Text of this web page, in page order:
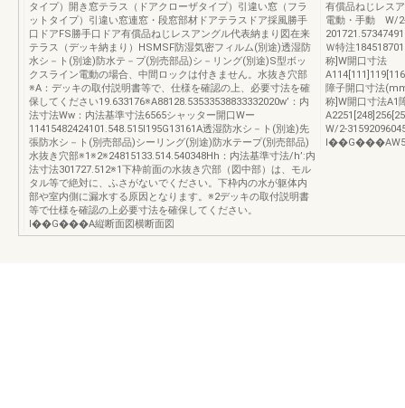
タイプ）開き窓テラス（ドアクローザタイプ）引違い窓（フラ
ットタイプ）引違い窓連窓・段窓部材ドアテラスドア採風勝手
口ドアFS勝手口ドア有償品ねじレスアングル代表納まり図在来
テラス（デッキ納まり）HSMSF防湿気密フィルム(別途)透湿防
水シ－ト(別途)防水テ－プ(別売部品)シ－リング(別途)S型ボッ
クスライン電動の場合、中間ロックは付きません。水抜き穴部
※A：デッキの取付説明書等で、仕様を確認の上、必要寸法を確
保してください19.633176※A88128.53533538833332020w’：内
法寸法Ww：内法基準寸法6565シャッター開口Wー
11415482424101.548.515I195G13161A透湿防水シ－ト(別途)先
張防水シ－ト(別売部品)シーリング(別途)防水テープ(別売部品)
水抜き穴部※1※2※24815133.514.540348Hh：内法基準寸法/h’:内
法寸法301727.512※1下枠前面の水抜き穴部（図中部）は、モル
タル等で絶対に、ふさがないでください。下枠内の水が躯体内
部や室内側に漏水する原因となります。※2デッキの取付説明書
等で仕様を確認の上必要寸法を確保してください。
I��G���A縦断面図横断面図
有償品ねじレス
電動・手動 W/
Ｗ特注
称]W開口寸法
障子開口寸法
称]W開口寸法A1
W/2-